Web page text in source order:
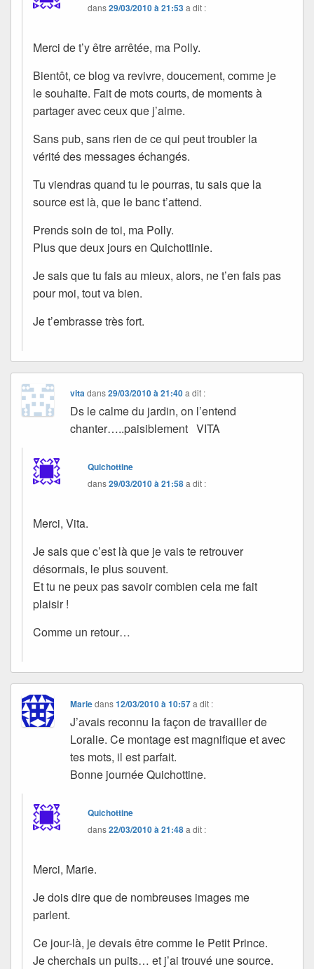
dans29/03/2010 à 21:53a dit :
Merci de t’y être arrêtée, ma Polly.
Bientôt, ce blog va revivre, doucement, comme je
le souhaite. Fait de mots courts, de moments à
partager avec ceux que j’aime.
Sans pub, sans rien de ce qui peut troubler la
vérité des messages échangés.
Tu viendras quand tu le pourras, tu sais que la
source est là, que le banc t’attend.
Prends soin de toi, ma Polly.
Plus que deux jours en Quichottinie.
Je sais que tu fais au mieux, alors, ne t’en fais pas
pour moi, tout va bien.
Je t’embrasse très fort.
vitadans29/03/2010 à 21:40 a dit :
Ds le calme du jardin, on l’entend
chanter…..paisiblement VITA
Quichottine
dans29/03/2010 à 21:58a dit :
Merci, Vita.
Je sais que c’est là que je vais te retrouver
désormais, le plus souvent.
Et tu ne peux pas savoir combien cela me fait
plaisir !
Comme un retour…
Mariedans12/03/2010 à 10:57 a dit :
J’avais reconnu la façon de travailler de
Loralie. Ce montage est magnifique et avec
tes mots, il est parfait.
Bonne journée Quichottine.
Quichottine
dans22/03/2010 à 21:48a dit :
Merci, Marie.
Je dois dire que de nombreuses images me
parlent.
Ce jour-là, je devais être comme le Petit Prince.
Je cherchais un puits… et j’ai trouvé une source.